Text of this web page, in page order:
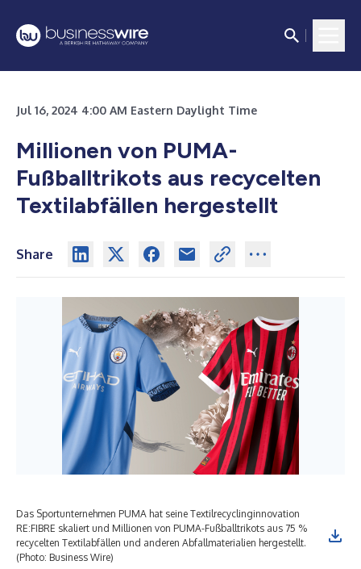
Jul 16, 2024 4:00 AM Eastern Daylight Time
Millionen von PUMA-
Fußballtrikots aus recycelten
Textilabfällen hergestellt
Share
Das Sportunternehmen PUMA hat seine Textilrecyclinginnovation
RE:FIBRE skaliert und Millionen von PUMA-Fußballtrikots aus 75 %
recycelten Textilabfällen und anderen Abfallmaterialien hergestellt.
(Photo: Business Wire)